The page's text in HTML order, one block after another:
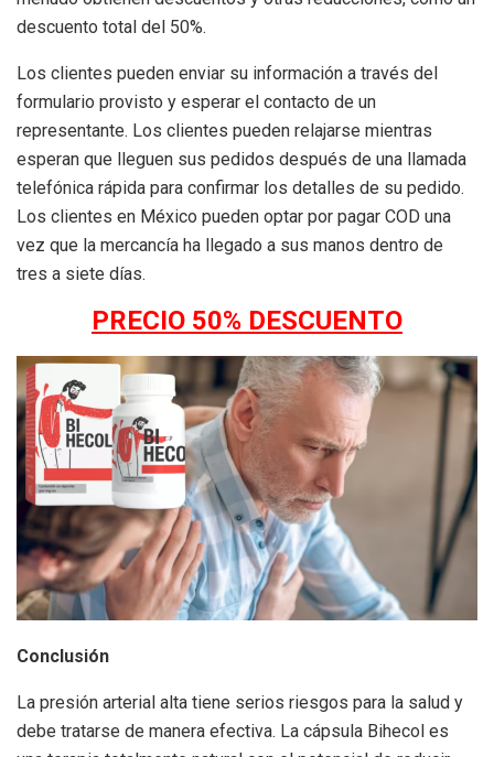
descuento total del 50%.
Los clientes pueden enviar su información a través del
formulario provisto y esperar el contacto de un
representante. Los clientes pueden relajarse mientras
esperan que lleguen sus pedidos después de una llamada
telefónica rápida para confirmar los detalles de su pedido.
Los clientes en México pueden optar por pagar COD una
vez que la mercancía ha llegado a sus manos dentro de
tres a siete días.
PRECIO 50% DESCUENTO
Conclusión
La presión arterial alta tiene serios riesgos para la salud y
debe tratarse de manera efectiva. La cápsula Bihecol es